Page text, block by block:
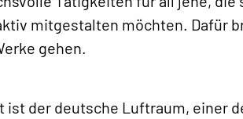
mitgestalten möchten. Dafür
gehen.
ist der deutsche Luftraum, einer